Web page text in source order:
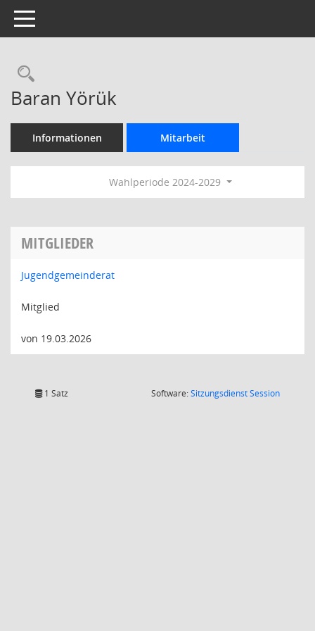
Toggle navigation
Rechercheauswahl
Baran Yörük
Informationen Mitarbeit
Wahlperiode 2024-2029
MITGLIEDER
Jugendgemeinderat
Mitglied
von 19.03.2026
1 Satz Software:SitzungsdienstSession(Wird in